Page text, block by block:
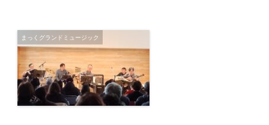
まっくグランドミュージック